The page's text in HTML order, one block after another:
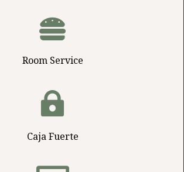

Room Service

Caja Fuerte